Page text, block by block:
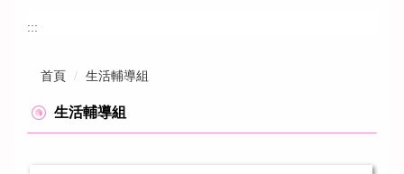
:::
首頁 生活輔導組
生活輔導組